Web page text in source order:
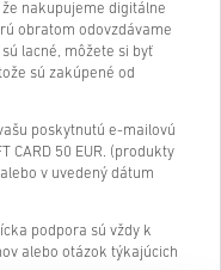
nakupujeme digitálne
obratom odovzdávame
lacné, môžete si byť
sú zakúpené od
poskytnutú e-mailovú
CARD 50 EUR. (produkty
v uvedený dátum
podpora sú vždy k
alebo otázok týkajúcich